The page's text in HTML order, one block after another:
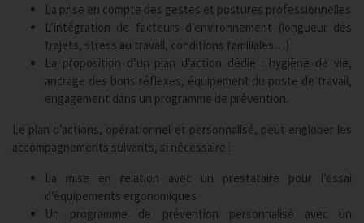
La prise en compte des gestes et postures professionnelles
L’intégration de facteurs d’environnement (longueur des
trajets, stress au travail, conditions familiales…)
La proposition d’un plan d’action dédié : hygiène de vie,
ancrage des bons réflexes, équipement du poste de travail,
engagement dans un programme de prévention.
Le plan d’actions, opérationnel et personnalisé, peut englober les
accompagnements suivants, si nécessaire :
La mise en relation avec un prestataire pour l’essai
d’équipements ergonomiques
Un programme de prévention personnalisé avec un